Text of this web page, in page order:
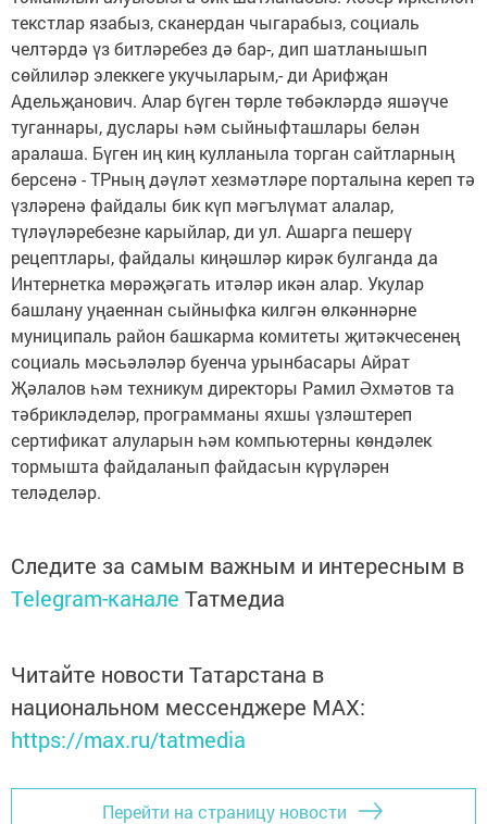
текстлар язабыз, сканердан чыгарабыз, социаль
челтәрдә үз битләребез дә бар-, дип шатланышып
сөйлиләр элеккеге укучыларым,- ди Арифҗан
Адельҗанович. Алар бүген төрле төбәкләрдә яшәүче
туганнары, дуслары һәм сыйныфташлары белән
аралаша. Бүген иң киң кулланыла торган сайтларның
берсенә - ТРның дәүләт хезмәтләре порталына кереп тә
үзләренә файдалы бик күп мәгълүмат алалар,
түләүләребезне карыйлар, ди ул. Ашарга пешерү
рецептлары, файдалы киңәшләр кирәк булганда да
Интернетка мөрәҗәгать итәләр икән алар. Укулар
башлану уңаеннан сыйныфка килгән өлкәннәрне
муниципаль район башкарма комитеты җитәкчесенең
социаль мәсьәләләр буенча урынбасары Айрат
Җәлалов һәм техникум директоры Рамил Әхмәтов та
тәбрикләделәр, программаны яхшы үзләштереп
сертификат алуларын һәм компьютерны көндәлек
тормышта файдаланып файдасын күрүләрен
теләделәр.
Следите за самым важным и интересным в
Telegram-канале Татмедиа
Читайте новости Татарстана в
национальном мессенджере MАХ:
https://max.ru/tatmedia
Перейти на страницу новости